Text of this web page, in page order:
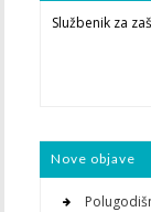
Službenik za
Nove objave